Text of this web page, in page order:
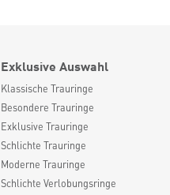
Exklusive Auswahl
Klassische Trauringe
Besondere Trauringe
Exklusive Trauringe
Schlichte Trauringe
Moderne Trauringe
Schlichte Verlobungsringe